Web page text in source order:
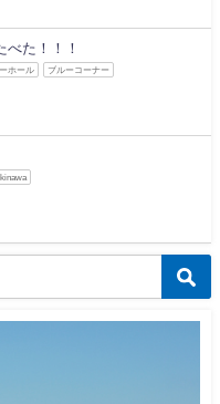
べた！！！
ホール ブルーコーナー